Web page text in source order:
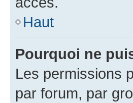
Haut
Pourquoi ne
Les permissions
par forum, par